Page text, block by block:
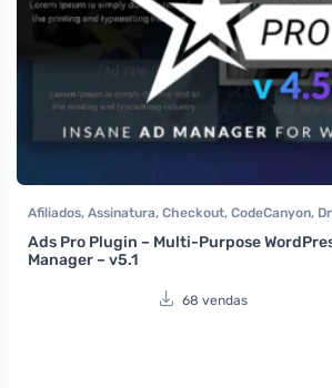
Afiliados, Assinatura, Checkout, CodeCanyon,
Marketing e SMTP
Plugins
Ads Pro Plugin – Multi-Purpose
Manager – v5.1
68 vendas